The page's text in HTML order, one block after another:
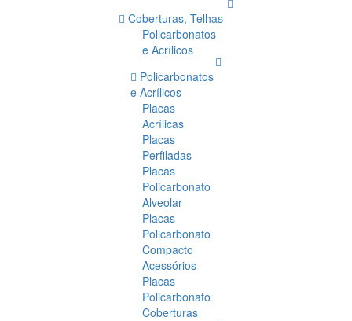
Coberturas, Telhas
Policarbonatos
e Acrílicos
Policarbonatos
e Acrílicos
Placas
Acrílicas
Placas
Perfiladas
Placas
Policarbonato
Alveolar
Placas
Policarbonato
Compacto
Acessórios
Placas
Policarbonato
Coberturas